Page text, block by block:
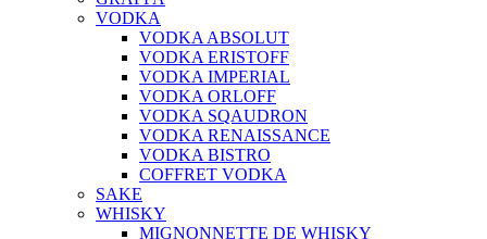
VODKA
VODKA ABSOLUT
VODKA ERISTOFF
VODKA IMPERIAL
VODKA ORLOFF
VODKA SQAUDRON
VODKA RENAISSANCE
VODKA BISTRO
COFFRET VODKA
SAKE
WHISKY
MIGNONNETTE DE WHISKY